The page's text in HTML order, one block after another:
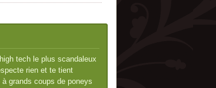
tech le plus scandaleux
rien et te tient
grands coups de poneys